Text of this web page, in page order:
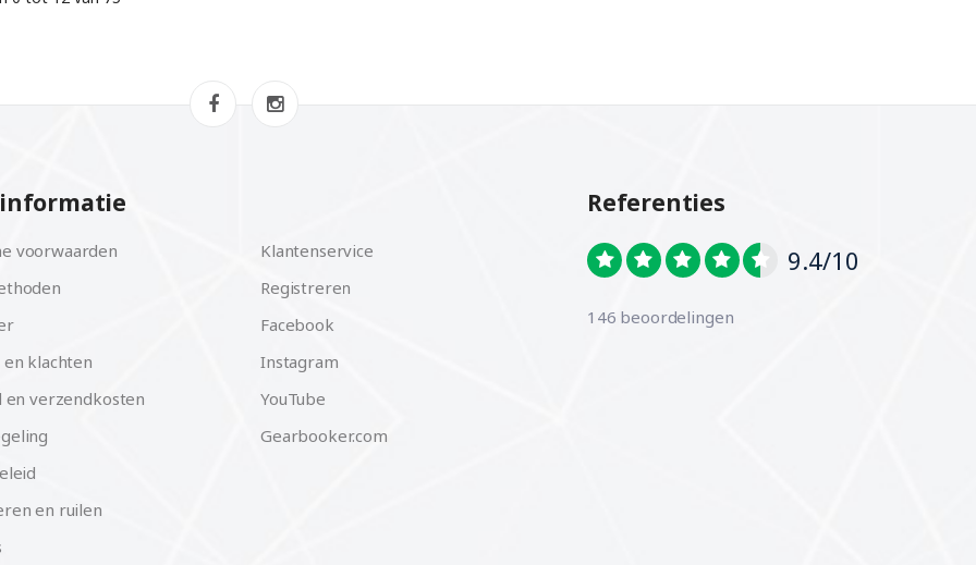
voorwaarden
klachten
verzendkosten
en ruilen
Klantenservice
Registreren
Facebook
Instagram
YouTube
Gearbooker.com
Referenties
9.4/10
146 beoordelingen